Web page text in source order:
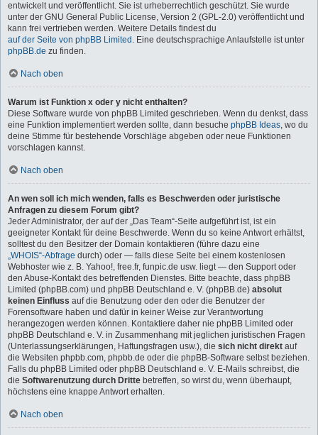
entwickelt und veröffentlicht. Sie ist urheberrechtlich geschützt. Sie wurde
unter der GNU General Public License, Version 2 (GPL-2.0) veröffentlicht und
kann frei vertrieben werden. Weitere Details findest du
auf der Seite von phpBB Limited . Eine deutschsprachige Anlaufstelle ist unter
phpBB.de zu finden.
Nach oben
Warum ist Funktion x oder y nicht enthalten?
Diese Software wurde von phpBB Limited geschrieben. Wenn du denkst, dass
eine Funktion implementiert werden sollte, dann besuche phpBB Ideas, wo du
deine Stimme für bestehende Vorschläge abgeben oder neue Funktionen
vorschlagen kannst.
Nach oben
An wen soll ich mich wenden, falls es Beschwerden oder juristische
Anfragen zu diesem Forum gibt?
Jeder Administrator, der auf der „Das Team“-Seite aufgeführt ist, ist ein
geeigneter Kontakt für deine Beschwerde. Wenn du so keine Antwort erhältst,
solltest du den Besitzer der Domain kontaktieren (führe dazu eine
„WHOIS“-Abfrage durch) oder — falls diese Seite bei einem kostenlosen
Webhoster wie z. B. Yahoo!, free.fr, funpic.de usw. liegt — den Support oder
den Abuse-Kontakt des betreffenden Dienstes. Bitte beachte, dass phpBB
Limited (phpBB.com) und phpBB Deutschland e. V. (phpBB.de) absolut
keinen Einfluss auf die Benutzung oder den oder die Benutzer der
Forensoftware haben und dafür in keiner Weise zur Verantwortung
herangezogen werden können. Kontaktiere daher nie phpBB Limited oder
phpBB Deutschland e. V. in Zusammenhang mit jeglichen juristischen Fragen
(Unterlassungserklärungen, Haftungsfragen usw.), die sich nicht direkt auf
die Websiten phpbb.com, phpbb.de oder die phpBB-Software selbst beziehen.
Falls du phpBB Limited oder phpBB Deutschland e. V. E-Mails schreibst, die
die Softwarenutzung durch Dritte betreffen, so wirst du, wenn überhaupt,
höchstens eine knappe Antwort erhalten.
Nach oben